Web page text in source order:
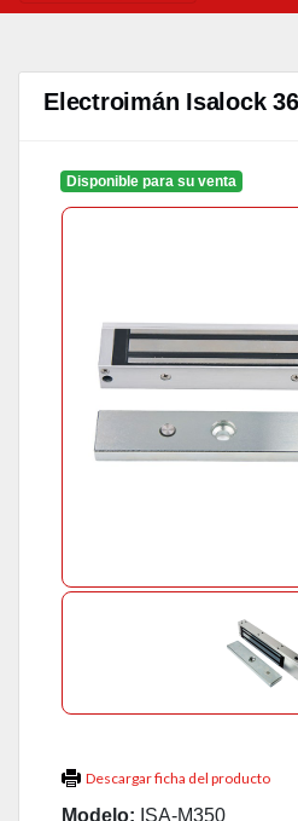
Electroimán Isalock
Disponible para su venta
Descargar ficha del producto
Modelo: ISA-M350